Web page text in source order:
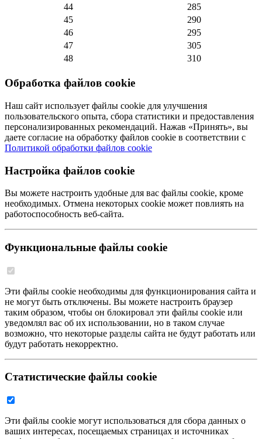
44
285
45
290
46
295
47
305
48
310
Обработка файлов cookie
Наш сайт использует файлы cookie для улучшения
пользовательского опыта, сбора статистики и предоставления
персонализированных рекомендаций. Нажав «Принять», вы
даете согласие на обработку файлов cookie в соответствии с
Политикой обработки файлов cookie
Настройка файлов cookie
Вы можете настроить удобные для вас файлы cookie, кроме
необходимых. Отмена некоторых cookie может повлиять на
работоспособность веб-сайта.
Функциональные файлы cookie
Эти файлы cookie необходимы для функционирования сайта и
не могут быть отключены. Вы можете настроить браузер
таким образом, чтобы он блокировал эти файлы cookie или
уведомлял вас об их использовании, но в таком случае
возможно, что некоторые разделы сайта не будут работать или
будут работать некорректно.
Статистические файлы cookie
Эти файлы cookie могут использоваться для сбора данных о
ваших интересах, посещаемых страницах и источниках